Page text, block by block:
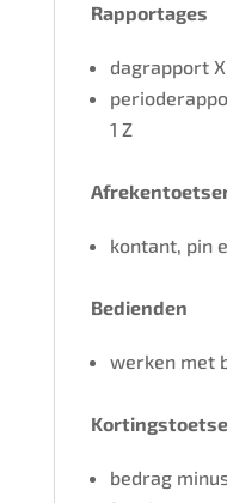
Rapportages
dagrapport
1 Z
kontant, pin
Bedienden
werken met
bedrag